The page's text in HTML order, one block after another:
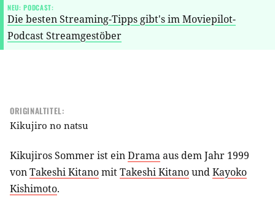
NEU: PODCAST:
Die besten Streaming-Tipps gibt's im Moviepilot-
Podcast Streamgestöber
ORIGINALTITEL:
Kikujiro no natsu
Kikujiros Sommer ist einDramaaus dem Jahr 1999
vonTakeshi KitanomitTakeshi KitanoundKayoko
Kishimoto.